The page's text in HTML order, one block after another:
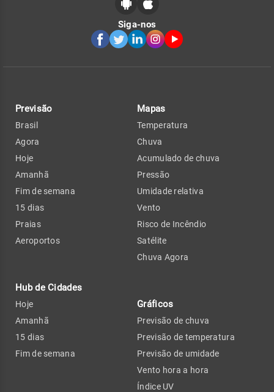
Siga-nos
Previsão
Brasil
Agora
Hoje
Amanhã
Fim de semana
15 dias
Praias
Aeroportos
Hub de Cidades
Hoje
Amanhã
15 dias
Fim de semana
Mapas
Temperatura
Chuva
Acumulado de chuva
Pressão
Umidade relativa
Vento
Risco de Incêndio
Satélite
Chuva Agora
Gráficos
Previsão de chuva
Previsão de temperatura
Previsão de umidade
Vento hora a hora
Índice UV